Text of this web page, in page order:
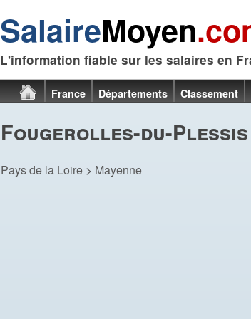
SalaireMoyen
L'information fiable sur les salaires en
France Départements Classement
Fougerolles-du-Plessis
Pays de la Loire > Mayenne